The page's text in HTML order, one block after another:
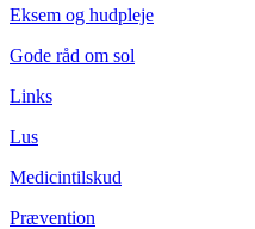
Eksem og hudpleje
Gode råd om sol
Links
Lus
Medicintilskud
Prævention